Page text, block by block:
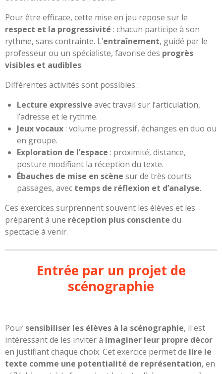
Pour être efficace, cette mise en jeu repose sur le
respect et la progressivité : chacun participe à son
rythme, sans contrainte. L’entraînement, guidé par le
professeur ou un spécialiste, favorise des progrès
visibles et audibles.
Différentes activités sont possibles :
Lecture expressive avec travail sur l’articulation,
l’adresse et le rythme.
Jeux vocaux: volume progressif, échanges en duo ou
en groupe.
Exploration de l’espace : proximité, distance,
posture modifiant la réception du texte.
Ébauches de mise en scène sur de très courts
passages, avec temps de réflexion et d’analyse.
Ces exercices surprennent souvent les élèves et les
préparent à une réception plus consciente du
spectacle à venir.
Entrée par un projet de
scénographie
Pour sensibiliser les élèves à la scénographie, il est
intéressant de les inviter à imaginer leur propre décor
en justifiant chaque choix. Cet exercice permet de lire le
texte comme une potentialité de représentation, en